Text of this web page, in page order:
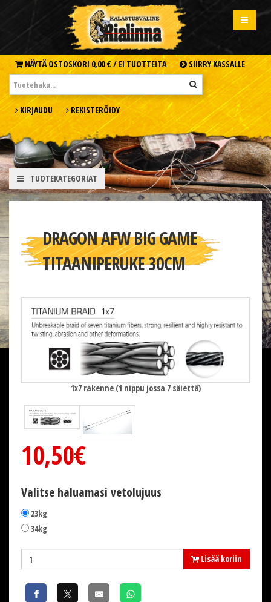
NÄYTÄ OSTOSKORI 0,00 € / EI TUOTTEITA SIIRRY KASSALLE
KIRJAUDU REKISTERÖIDY
TUOTEKATEGORIAT
DRAGON AFW BIG GAME
TITAANIPERUKE 30CM
1x7 rakenne (1 nippu jossa 7 säiettä)
10,50€
Valitse haluamasi vetolujuus
23kg
34kg
Lisää koriin